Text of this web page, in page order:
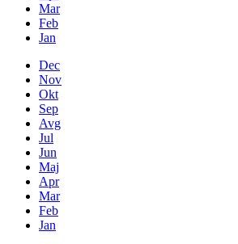
Mar
Feb
Jan
Dec
Nov
Okt
Sep
Avg
Jul
Jun
Maj
Apr
Mar
Feb
Jan